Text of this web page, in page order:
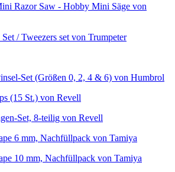
Razor Saw - Hobby Mini Säge von
/ Tweezers set von Trumpeter
Set (Größen 0, 2, 4 & 6) von Humbrol
(15 St.) von Revell
Set, 8-teilig von Revell
6 mm, Nachfüllpack von Tamiya
10 mm, Nachfüllpack von Tamiya